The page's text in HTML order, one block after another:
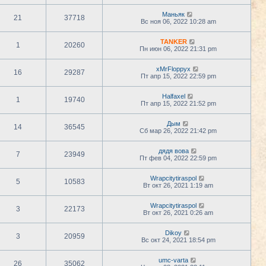
21 37718
Маньяк
Вс ноя 06, 2022 10:28 am
1 20260
TANKER
Пн июн 06, 2022 21:31 pm
16 29287
xMrFloppyx
Пт апр 15, 2022 22:59 pm
1 19740
Halfaxel
Пт апр 15, 2022 21:52 pm
14 36545
Дым
Сб мар 26, 2022 21:42 pm
7 23949
дядя вова
Пт фев 04, 2022 22:59 pm
5 10583
Wrapcitytiraspol
Вт окт 26, 2021 1:19 am
3 22173
Wrapcitytiraspol
Вт окт 26, 2021 0:26 am
3 20959
Dikoy
Вс окт 24, 2021 18:54 pm
26 35062
umc-varta